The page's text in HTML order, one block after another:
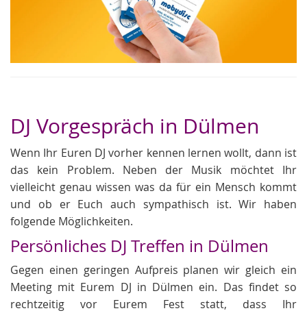
DJ Vorgespräch in Dülmen
Wenn Ihr Euren DJ vorher kennen lernen wollt, dann ist
das kein Problem. Neben der Musik möchtet Ihr
vielleicht genau wissen was da für ein Mensch kommt
und ob er Euch auch sympathisch ist. Wir haben
folgende Möglichkeiten.
Persönliches DJ Treffen in Dülmen
Gegen einen geringen Aufpreis planen wir gleich ein
Meeting mit Eurem DJ in Dülmen ein. Das findet so
rechtzeitig vor Eurem Fest statt, dass Ihr